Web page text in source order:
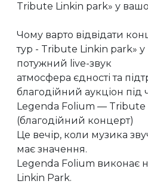
Tribute Linkin park» у
Чому варто відвідати
тур - Tribute Linkin park» у
потужний live-звук
атмосфера єдності та
благодійний аукціон під
Legenda Folium — Tribute
(благодійний концерт)
Це вечір, коли музика
має значення.
Legenda Folium виконає
Linkin Park.